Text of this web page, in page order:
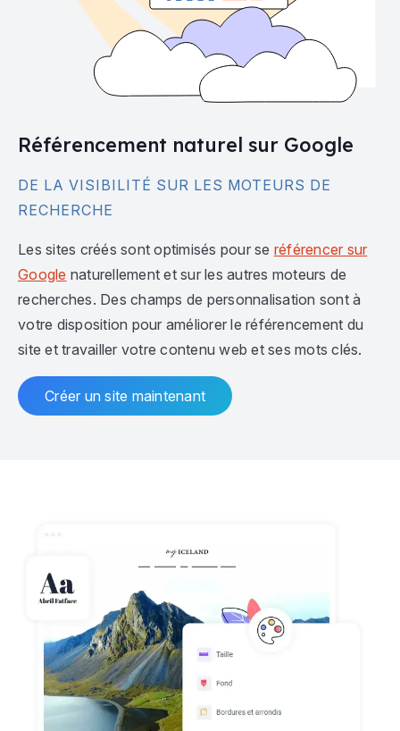
Référencement naturel sur Google
DE LA VISIBILITÉ SUR LES MOTEURS DE
RECHERCHE
Les sites créés sont optimisés pour se référencer sur
Google naturellement et sur les autres moteurs de
recherches. Des champs de personnalisation sont à
votre disposition pour améliorer le référencement du
site et travailler votre contenu web et ses mots clés.
Créer un site maintenant